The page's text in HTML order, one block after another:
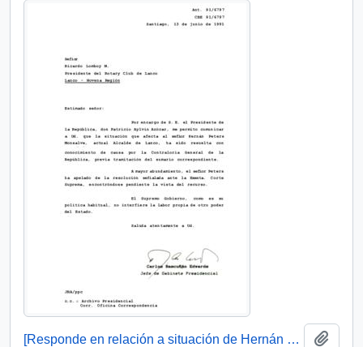
[Responde en relación a situación de Hernán Peters, Alcalde de Lanco]